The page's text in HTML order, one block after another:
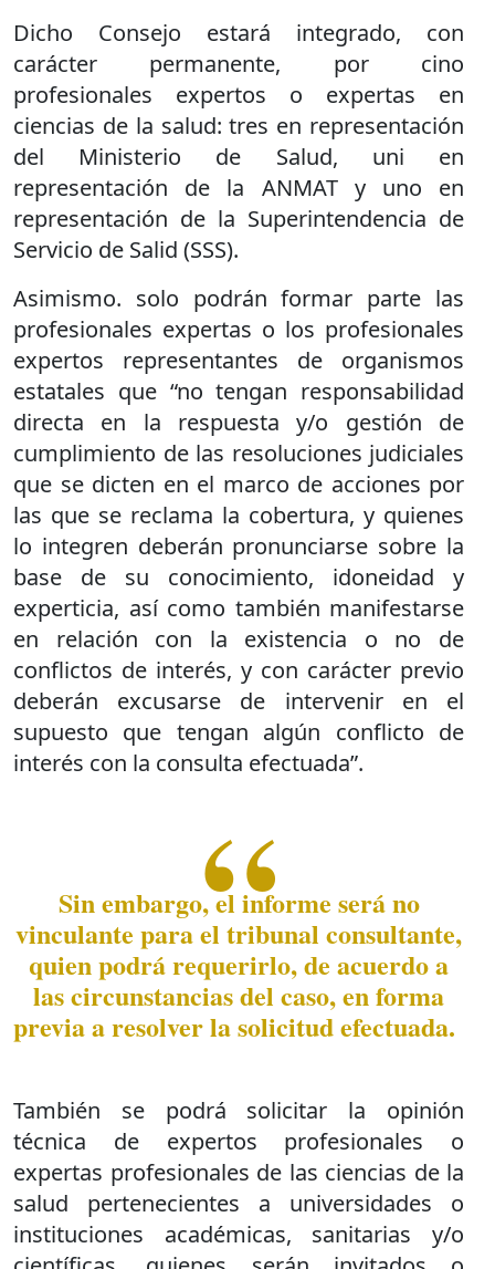
Dicho Consejo estará integrado, con
carácter permanente, por cino
profesionales expertos o expertas en
ciencias de la salud: tres en representación
del Ministerio de Salud, uni en
representación de la ANMAT y uno en
representación de la Superintendencia de
Servicio de Salid (SSS).
Asimismo. solo podrán formar parte las
profesionales expertas o los profesionales
expertos representantes de organismos
estatales que “no tengan responsabilidad
directa en la respuesta y/o gestión de
cumplimiento de las resoluciones judiciales
que se dicten en el marco de acciones por
las que se reclama la cobertura, y quienes
lo integren deberán pronunciarse sobre la
base de su conocimiento, idoneidad y
experticia, así como también manifestarse
en relación con la existencia o no de
conflictos de interés, y con carácter previo
deberán excusarse de intervenir en el
supuesto que tengan algún conflicto de
interés con la consulta efectuada”.
Sin embargo, el informe será no
vinculante para el tribunal consultante,
quien podrá requerirlo, de acuerdo a
las circunstancias del caso, en forma
previa a resolver la solicitud efectuada.
También se podrá solicitar la opinión
técnica de expertos profesionales o
expertas profesionales de las ciencias de la
salud pertenecientes a universidades o
instituciones académicas, sanitarias y/o